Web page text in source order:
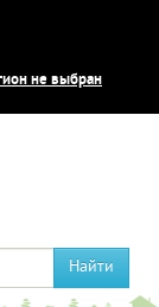
не выбран
Найти